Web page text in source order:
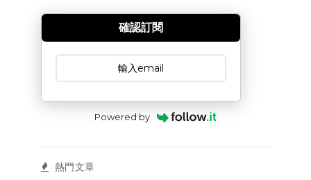
訂閱文章
確認訂閱
Powered by
熱門文章